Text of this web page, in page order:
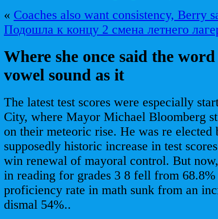
« Coaches also want consistency, Berry
Подошла к концу 2 смена летнего
Where she once said the
vowel sound as it
The latest test scores were especially
City, where Mayor Michael Bloomberg
on their meteoric rise. He was re elected
supposedly historic increase in test
win renewal of mayoral control. But
in reading for grades 3 8 fell from
proficiency rate in math sunk from an
dismal 54%..